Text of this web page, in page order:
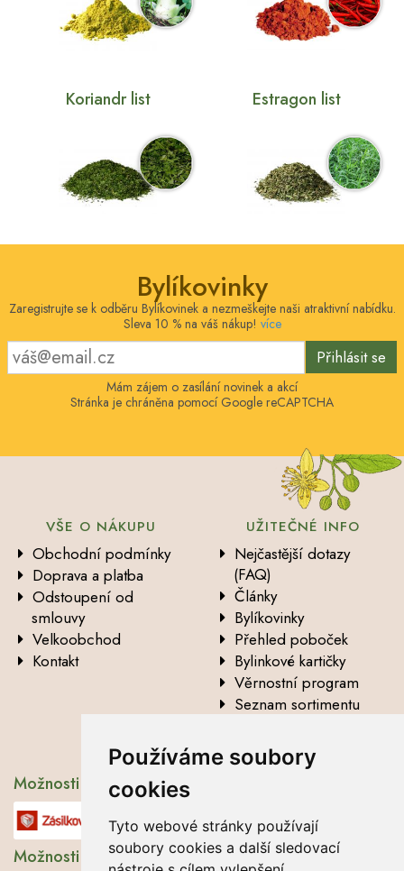
Používáme soubory
cookies
Tyto webové stránky používají
soubory cookies a další sledovací
Koriandr list Estragon list
Bylíkovinky
Zaregistrujte se k odběru Bylíkovinek a nezmeškejte naši atraktivní nabídku.
Sleva 10 % na váš nákup! více
Přihlásit se
Mám zájem o zasílání novinek a akcí
Stránka je chráněna pomocí Google reCAPTCHA
VŠE O NÁKUPU
Obchodní podmínky
Doprava a platba
Odstoupení od
smlouvy
Velkoobchod
Kontakt
UŽITEČNÉ INFO
Nejčastější dotazy
(FAQ)
Články
Bylíkovinky
Přehled poboček
Bylinkové kartičky
Věrnostní program
Seznam sortimentu
údajů
Možnosti dopravy
Možnosti platby